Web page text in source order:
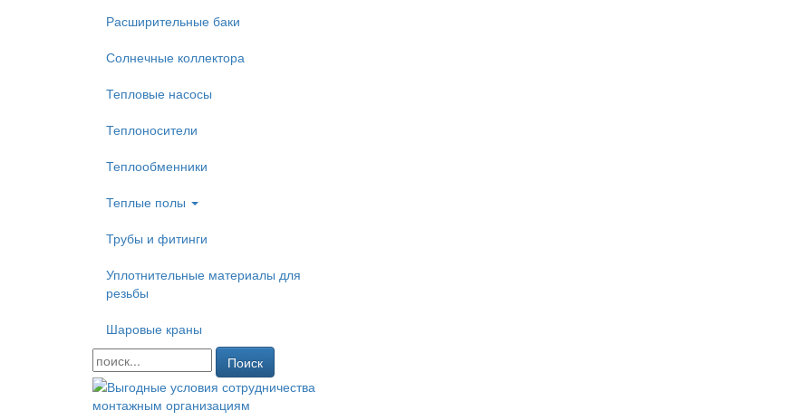
Расширительные баки
Солнечные коллектора
Тепловые насосы
Теплоносители
Теплообменники
Теплые полы
Трубы и фитинги
Уплотнительные материалы для
резьбы
Шаровые краны
Поиск